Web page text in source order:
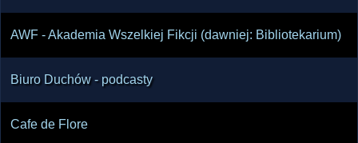
AWF - Akademia Wszelkiej Fikcji (dawniej: Bibliotekarium)
Biuro Duchów - podcasty
Cafe de Flore